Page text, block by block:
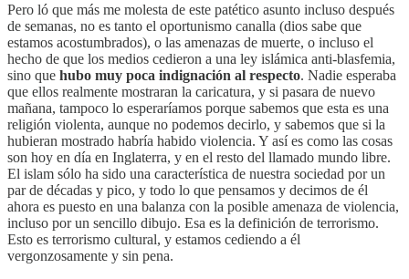
Pero ló que más me molesta de este patético asunto incluso después
de semanas, no es tanto el oportunismo canalla (dios sabe que
estamos acostumbrados), o las amenazas de muerte, o incluso el
hecho de que los medios cedieron a una ley islámica anti-blasfemia,
sino que hubo muy poca indignación al respecto. Nadie esperaba
que ellos realmente mostraran la caricatura, y si pasara de nuevo
mañana, tampoco lo esperaríamos porque sabemos que esta es una
religión violenta, aunque no podemos decirlo, y sabemos que si la
hubieran mostrado habría habido violencia. Y así es como las cosas
son hoy en día en Inglaterra, y en el resto del llamado mundo libre.
El islam sólo ha sido una característica de nuestra sociedad por un
par de décadas y pico, y todo lo que pensamos y decimos de él
ahora es puesto en una balanza con la posible amenaza de violencia,
incluso por un sencillo dibujo. Esa es la definición de terrorismo.
Esto es terrorismo cultural, y estamos cediendo a él
vergonzosamente y sin pena.